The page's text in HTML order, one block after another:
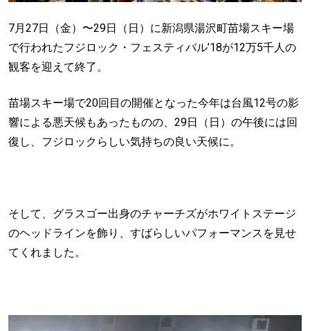
7月27日（金）〜29日（日）に新潟県湯沢町苗場スキー場
で行われたフジロック・フェスティバル’18が12万5千人の
観客を迎えて終了。
苗場スキー場で20回目の開催となった今年は台風12号の影
響による悪天候もあったものの、29日（日）の午後には回
復し、フジロックらしい気持ちの良い天候に。
そして、グラスゴー出身のチャーチズがホワイトステージ
のヘッドラインを飾り、すばらしいパフォーマンスを見せ
てくれました。